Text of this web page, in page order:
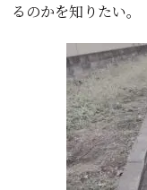
るのかを知りたい。